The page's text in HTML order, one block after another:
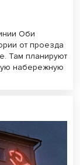
Оби
от проезда
Там планируют
набережную